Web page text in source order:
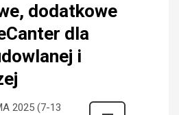
dodatkowe
dla
i
2025 (7-13